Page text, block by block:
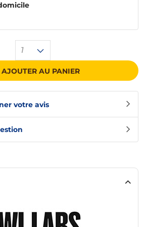
votre avis
1
AJOUTER AU PANIER